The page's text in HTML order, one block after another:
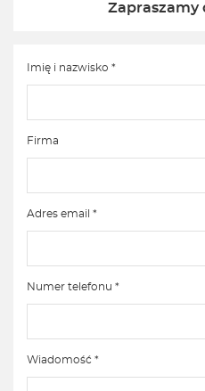
Zapraszamy
Imię i nazwisko *
Firma
Adres email *
Numer telefonu *
Wiadomość *